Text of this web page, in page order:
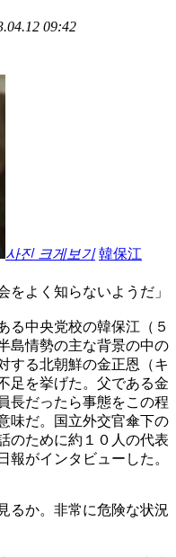
09:42
사진 크게보기 韓保江
をよく知らないようだ」
る中央党校の韓保江（５
島情勢の主な背景の中の
する北朝鮮の金正恩（キ
足を挙げた。父である金
長だったら事態をこの程
味だ。国立外交官傘下の
のために約１０人の代表
報がインタビューした。
るか。非常に危険な状況